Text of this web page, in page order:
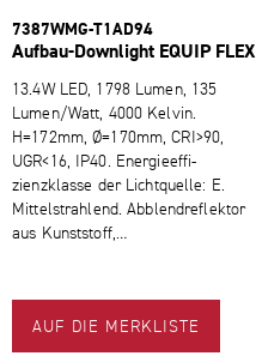
7387WMG-​T1AD94
Aufbau-​Downlight EQUIP FLEX
13.4W LED, 1798 Lumen, 135
Lumen/Watt, 4000 Kelvin.
H=172mm, Ø=170mm, CRI>90,
UGR<16, IP40. Energie­ef­fi­
zienzklasse der Lichtquelle: E.
Mittelstrahlend. Abblendreflektor
aus Kunststoff,…